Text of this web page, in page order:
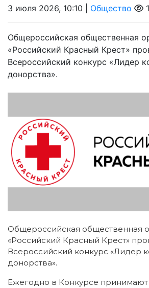
3 июля 2026, 10:10 | Общество
Общероссийская общественная
«Российский Красный Крест»
Всероссийский конкурс «Лидер
донорства».
Общероссийская общественная
«Российский Красный Крест»
Всероссийский конкурс «Лидер
донорства».
Ежегодно в Конкурсе принимают